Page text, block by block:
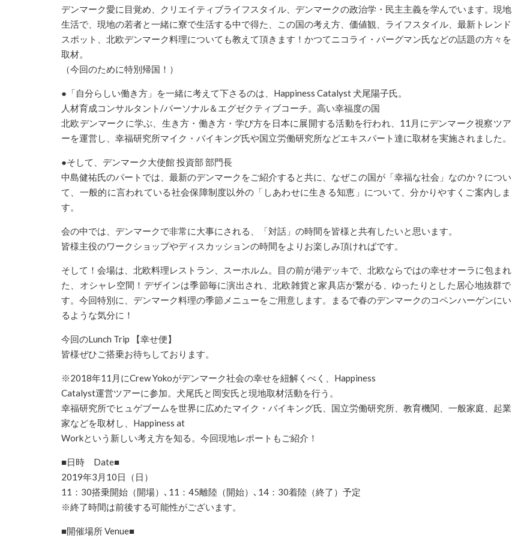
デンマーク愛に目覚め、クリエイティブライフスタイル、デンマークの政治学・民主主義を学んでいます。現地
生活で、現地の若者と一緒に寮で生活する中で得た、この国の考え方、価値観、 ライフスタイル、最新トレンド
スポット、北欧デンマーク料理についても教えて頂きます！かつてニコライ・バーグマン氏などの話題の方々を
取材。
（今回のために特別帰国！）
●「自分らしい働き方」を一緒に考えて下さるのは、Happiness Catalyst 犬尾陽子氏。
人材育成コンサルタント/パーソナル＆エグゼクティブコーチ。高い幸福度の国
北欧デンマーク に学ぶ、生き方・働き方・学び方を日本に展開する活動を行われ、11月にデンマーク視察ツア
ーを運営し、 幸福研究所マイク・バイキング氏や国立労働研究所などエキスパー ト達に取材を実施されました。
●そして、 デンマーク大使館 投資部 部門長
中島健祐氏のパートでは、最新のデンマーク をご紹介すると共に、 なぜこの国が「幸福な社会」なのか？につい
て、一般的に言われている社会保障制度以外の「しあわせに生きる知恵」について、分かりやすくご案内しま
す。
会の中では、 デンマークで非常に大事にされる、「対話」の時間を皆様と共有したいと思います。
皆様主役のワークショップやディスカッションの時間をよりお楽しみ頂ければです。
そして！会場は、北欧料理レストラン、スーホルム。目の前が港デッキで、北欧ならではの幸せオーラに包まれ
た、オシャレ空間！ デザインは季節毎に演出され、北欧雑貨と家具店が繋がる、 ゆったりとした居心地抜群で
す。今回特別に、 デンマーク料理の季節メニューをご用意します。まるで春のデンマークのコペンハーゲンにい
るような気分に！
今回のLunch Trip 【幸せ便】
皆様ぜひご搭乗お待ちしております。
※2018年11月にCrew Yokoがデンマーク社会の幸せを紐解くべく、Happiness
Catalyst運営ツアーに参加。犬尾氏と岡安氏と現地取材活動を行う。
幸福研究所でヒュゲブームを世界に広めたマイク・バイキング氏、 国立労働研究所、教育機関、一般家庭、起業
家などを取材し、Happiness at
Workという新しい考え方を知る。今回現地レポートもご紹介！
■日時 Date■
2019年3月10日（日）
11：30搭乗開始（開場）､11：45離陸（開始）､14：30着陸（終了）予定
※終了時間は前後する可能性がございます。
■開催場所 Venue■